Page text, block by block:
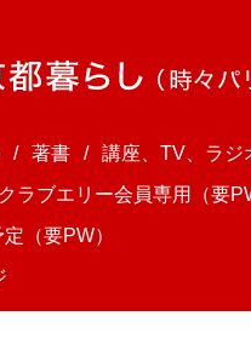
著書
講座、TV、ラジ
ラブエリー会員専用（要
（要PW）